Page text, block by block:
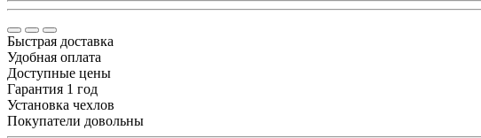
Быстрая доставка
Удобная оплата
Доступные цены
Гарантия 1 год
Установка чехлов
Покупатели довольны